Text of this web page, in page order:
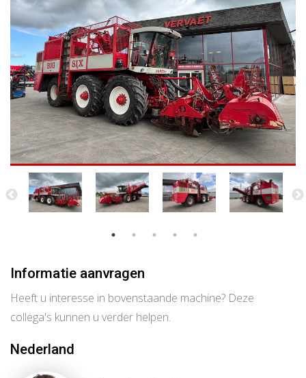
Informatie aanvragen
Heeft u interesse in bovenstaande machine? Deze
collega's kunnen u verder helpen.
Nederland